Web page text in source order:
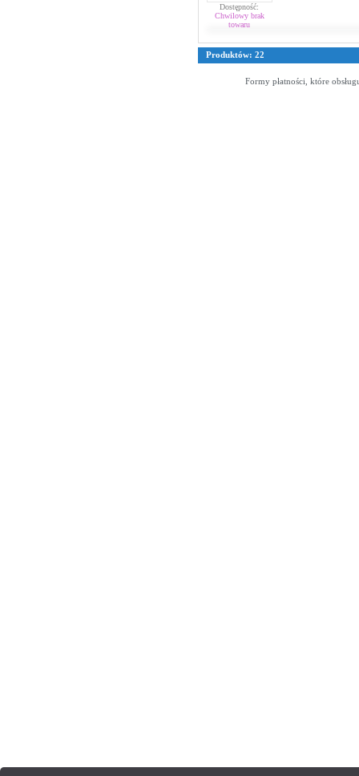
Dostępność:
Chwilowy brak
towaru
Produktów: 22
Formy płatności, które